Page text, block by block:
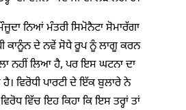
ਨਿਆਂ ਮੰਤਰੀ ਸਿਮੋਨੈਟਾ ਸੋਮਾਰੱਗਾ
ਕਾਨੂੰਨ ਦੇ ਨਵੇਂ ਸੋਧੇ ਰੂਪ ਨੂੰ ਲਾਗੂ ਕਰਨ
ਨਹੀਂ ਲਿਆ ਹੈ, ਪਰ ਇਸ ਘਟਨਾ ਦਾ
ਵਿਰੋਧੀ ਪਾਰਟੀ ਦੇ ਇੱਕ ਬੁਲਾਰੇ ਨੇ
ਵਿੱਚ ਇਹ ਕਿਹਾ ਕਿ ਇਸ ਤਰ੍ਹਾਂ ਤਾਂ